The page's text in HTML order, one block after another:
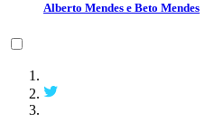
Alberto Mendes e Beto Mendes